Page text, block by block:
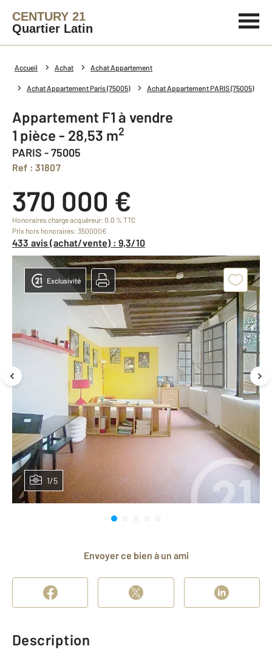
CENTURY 21
Quartier Latin
Accueil Achat Achat Appartement
Achat Appartement Paris (75005) Achat Appartement PARIS (75005)
Appartement F1 à vendre
1 pièce - 28,53 m2
PARIS - 75005
Ref : 31807
370 000 €
Honoraires charge acquéreur: 0.0 % TTC
Prix hors honoraires: 350000€
433 avis (achat/vente) : 9,3/10
1/5
Exclusivité
Envoyer ce bien à un ami
Description